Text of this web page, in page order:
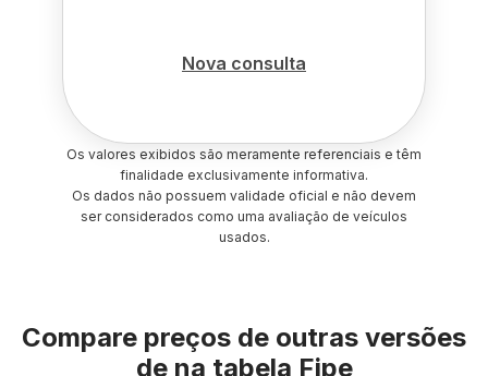
Nova consulta
Os valores exibidos são meramente referenciais e têm
finalidade exclusivamente informativa.
Os dados não possuem validade oficial e não devem
ser considerados como uma avaliação de veículos
usados.
Compare preços de outras versões
de na tabela Fipe